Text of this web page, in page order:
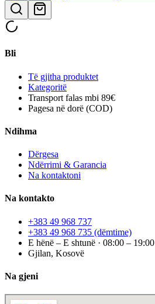
Bli
Të gjitha produktet
Kategoritë
Transport falas mbi 89€
Pagesa në dorë (COD)
Ndihma
Dërgesa
Ndërrimi & Garancia
Na kontaktoni
Na kontakto
+383 49 968 737
+383 49 968 735 (dëmtime)
E hënë – E shtunë · 08:00 – 19:00
Gjilan, Kosovë
Na gjeni